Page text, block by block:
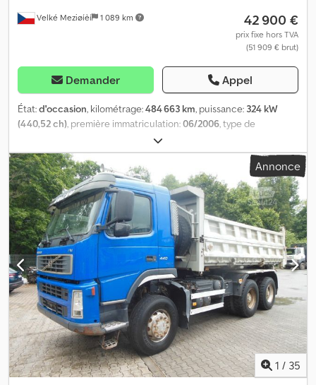
Velké Meziøíèí 1 089 km 42 900 €
prix fixe hors TVA
(51 909 € brut)
Demander Appel
État:d'occasion, kilométrage:484 663 km, puissance: 324 kW
(440,52 ch), première immatriculation:06/2006, type de
26 000 kg
essieux, type d'engrenage:mécanique, classe d'émission:Euro 3,
longueur de l'espace de chargement:
, largeur de
l’espace de chargement:2 400 mm, hauteur de l'espace de
chargement:1 000 mm , Équipement:ABS, chauffage de
stationnement, climatisation, programme électronique de
stabilité (ESP), Volvo FM 13/440 Première immatriculation 06/2006
Kilométrage 484.663 km 6x6 Boîte manuelle 12 vitesses Euro 3
Moteur 440 ch ABS Climatisation Chauffage autonome
Régulateur de vitesse Blocage de différentiel Hydraulique
Attelage 50 mm Suspension à lames Benne trilatérale KOV
Bordmatic Plateau de chargement 5000 x 2400 x 1000 mm Pneus
315/80 R22.5 État : 1ère essieu 15 mm 2ème essieu 19 mm 3ème
essieu 18 mm Jante E Poids à vide 14.530 kg Cjdozbfuzspfx Adpsrf
PTAC 34.000/26.000 kg PTRA 70.000/48.000 kg Très bon état, bien
entretenu !
Annonce
1 / 35